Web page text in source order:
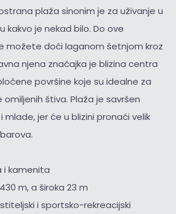
plaža sinonim je za uživanje u
kakvo je nekad bilo. Do ove
možete doći laganom šetnjom kroz
njena značajka je blizina centra
površine koje su idealne za
štiva. Plaža je savršen
jer će u blizini pronaći velik
i kamenita
m, a široka 23 m
i sportsko-rekreacijski